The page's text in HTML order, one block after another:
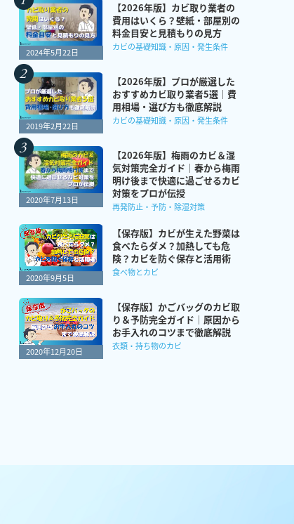
2024年5月22日
【2026年版】カビ取り業者の
費用はいくら？壁紙・部屋別の
料金目安と見積もりの見方
カビの基礎知識・原因・発生条件
2019年2月22日
【2026年版】プロが厳選した
おすすめカビ取り業者5選｜費
用相場・選び方も徹底解説
カビの基礎知識・原因・発生条件
2020年7月13日
【2026年版】梅雨のカビ＆湿
気対策完全ガイド｜春から梅雨
明け後まで快適に過ごせるカビ
対策をプロが伝授
再発防止・予防・除湿対策
2020年9月5日
【保存版】カビが生えた野菜は
食べたらダメ？加熱しても危
険？カビを防ぐ保存と活用術
食べ物とカビ
2020年12月20日
【保存版】かごバッグのカビ取
り＆予防完全ガイド｜原因から
お手入れのコツまで徹底解説
衣類・持ち物のカビ